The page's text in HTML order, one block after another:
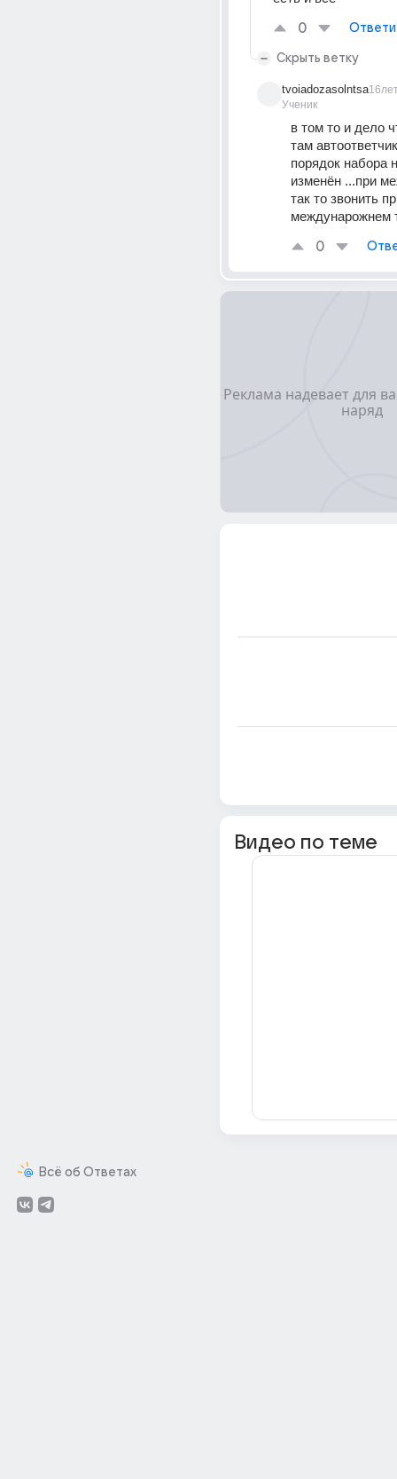
Всё об Ответах
0
Скрыть ветку
tvoiadozasolntsa
Ученик
в том то и дело
там
порядок набора
изменён ...при
так то звонить
междунарожнем
0
Видео по теме